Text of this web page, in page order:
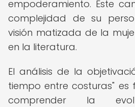
empoderamiento. Este
complejidad de su
visión matizada de la
en la literatura.
El análisis de la
tiempo entre costuras"
comprender la